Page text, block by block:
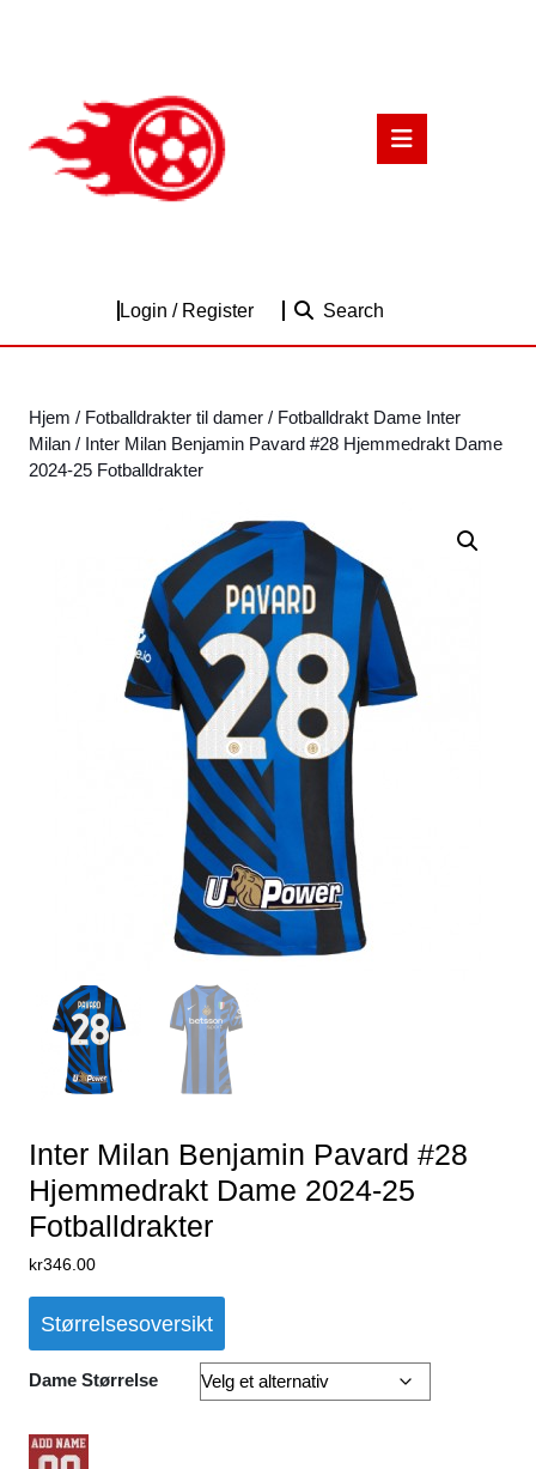
Login / RegisterLogin
Search
Hjem / Fotballdrakter til damer / Fotballdrakt Dame Inter
Milan / Inter Milan Benjamin Pavard #28 Hjemmedrakt Dame
2024-25 Fotballdrakter
Inter Milan Benjamin Pavard #28
Hjemmedrakt Dame 2024-25
Fotballdrakter
kr346.00
Størrelsesoversikt
Dame Størrelse